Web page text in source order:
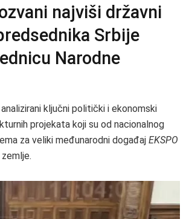
najviši državni
Srbije
Narodne
ključni politički i ekonomski
projekata koji su od nacionalnog
za veliki međunarodni događaj EKSPO